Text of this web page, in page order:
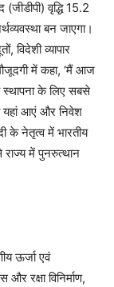
वृद्धि 15.2
बन जाएगा।
व्यापार
में कहा, ‘मैं आज
के लिए सबसे
आएं और निवेश
के नेतृत्व में भारतीय
राज्य में पुनरुत्थान
ऊर्जा एवं
रक्षा विनिर्माण,